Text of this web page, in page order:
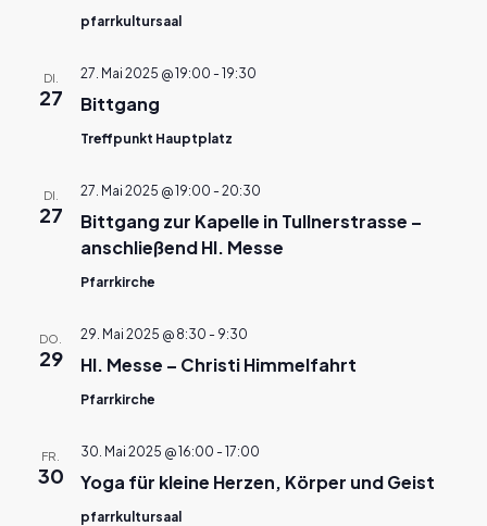
pfarrkultursaal
DI.
27 Bittgang
27. Mai 2025 @ 19:00 - 19:30
Treffpunkt Hauptplatz
DI.
27
Bittgang zur Kapelle in Tullnerstrasse –
anschließend Hl. Messe
27. Mai 2025 @ 19:00 - 20:30
Pfarrkirche
DO.
29 Hl. Messe – Christi Himmelfahrt
29. Mai 2025 @ 8:30 - 9:30
Pfarrkirche
FR.
30 Yoga für kleine Herzen, Körper und Geist
30. Mai 2025 @ 16:00 - 17:00
pfarrkultursaal